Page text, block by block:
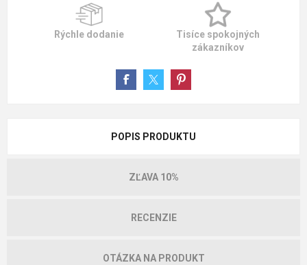
Rýchle dodanie
Tisíce spokojných
zákazníkov
POPIS PRODUKTU
ZĽAVA 10%
RECENZIE
OTÁZKA NA PRODUKT